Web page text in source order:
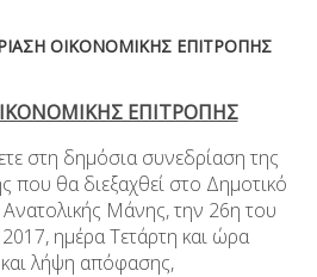
ΟΙΚΟΝΟΜΙΚΗΣ ΕΠΙΤΡΟΠΗΣ
ΕΠΙΤΡΟΠΗΣ
στη δημόσια συνεδρίαση της
που θα διεξαχθεί στο Δημοτικό
Μάνης, την 26η του
ημέρα Τετάρτη και ώρα
λήψη απόφασης,